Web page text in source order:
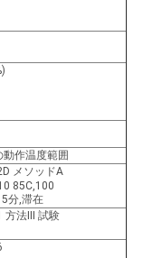
動作温度範囲
メソッドA
85C,100
分,滞在
方法III 試験